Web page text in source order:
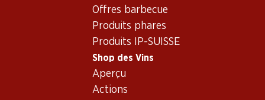
Offres barbecue
Produits phares
Produits IP-SUISSE
Shop des Vins
Aperçu
Actions
Recto